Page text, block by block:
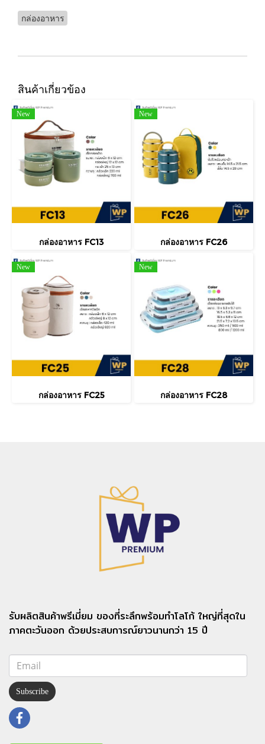
กล่องอาหาร
สินค้าเกี่ยวข้อง
New
กล่องอาหาร FC13
New
กล่องอาหาร FC26
New
กล่องอาหาร FC25
New
กล่องอาหาร FC28
รับผลิตสินค้าพรีเมี่ยม ของที่ระลึกพร้อมทำโลโก้ ใหญ่ที่สุดใน
ภาคตะวันออก ด้วยประสบการณ์ยาวนานกว่า 15 ปี
Subscribe